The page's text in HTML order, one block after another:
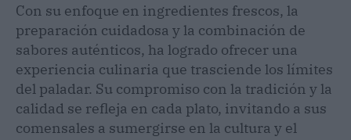
Con su enfoque en ingredientes frescos, la
preparación cuidadosa y la combinación de
sabores auténticos, ha logrado ofrecer una
experiencia culinaria que trasciende los límites
del paladar. Su compromiso con la tradición y la
calidad se refleja en cada plato, invitando a sus
comensales a sumergirse en la cultura y el